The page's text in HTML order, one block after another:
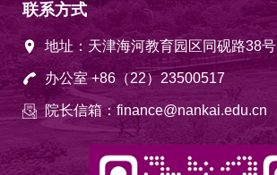
联系方式
地址：天津海河教育园区同砚路38号
办公室 +86（22）23500517
院长信箱：finance@nankai.edu.cn